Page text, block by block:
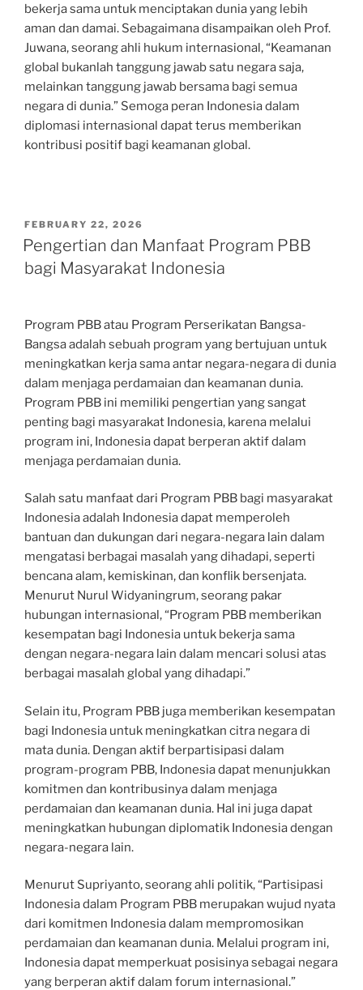
bekerja sama untuk menciptakan dunia yang lebih
aman dan damai. Sebagaimana disampaikan oleh Prof.
Juwana, seorang ahli hukum internasional, “Keamanan
global bukanlah tanggung jawab satu negara saja,
melainkan tanggung jawab bersama bagi semua
negara di dunia.” Semoga peran Indonesia dalam
diplomasi internasional dapat terus memberikan
kontribusi positif bagi keamanan global.
POSTED
ON
FEBRUARY 22, 2026
Pengertian dan Manfaat Program PBB
bagi Masyarakat Indonesia
Program PBB atau Program Perserikatan Bangsa-
Bangsa adalah sebuah program yang bertujuan untuk
meningkatkan kerja sama antar negara-negara di dunia
dalam menjaga perdamaian dan keamanan dunia.
Program PBB ini memiliki pengertian yang sangat
penting bagi masyarakat Indonesia, karena melalui
program ini, Indonesia dapat berperan aktif dalam
menjaga perdamaian dunia.
Salah satu manfaat dari Program PBB bagi masyarakat
Indonesia adalah Indonesia dapat memperoleh
bantuan dan dukungan dari negara-negara lain dalam
mengatasi berbagai masalah yang dihadapi, seperti
bencana alam, kemiskinan, dan konflik bersenjata.
Menurut Nurul Widyaningrum, seorang pakar
hubungan internasional, “Program PBB memberikan
kesempatan bagi Indonesia untuk bekerja sama
dengan negara-negara lain dalam mencari solusi atas
berbagai masalah global yang dihadapi.”
Selain itu, Program PBB juga memberikan kesempatan
bagi Indonesia untuk meningkatkan citra negara di
mata dunia. Dengan aktif berpartisipasi dalam
program-program PBB, Indonesia dapat menunjukkan
komitmen dan kontribusinya dalam menjaga
perdamaian dan keamanan dunia. Hal ini juga dapat
meningkatkan hubungan diplomatik Indonesia dengan
negara-negara lain.
Menurut Supriyanto, seorang ahli politik, “Partisipasi
Indonesia dalam Program PBB merupakan wujud nyata
dari komitmen Indonesia dalam mempromosikan
perdamaian dan keamanan dunia. Melalui program ini,
Indonesia dapat memperkuat posisinya sebagai negara
yang berperan aktif dalam forum internasional.”